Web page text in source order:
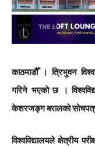
काठमाडौँ । त्रिभुवन
गरिने भएको छ ।
केशरजङ्ग बरालको
विश्वविद्यालयले क्षेत्रीय